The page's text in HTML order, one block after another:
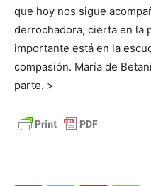
que hoy nos sigue
derrochadora, cierta en la
importante está en la
compasión. María de
parte. >